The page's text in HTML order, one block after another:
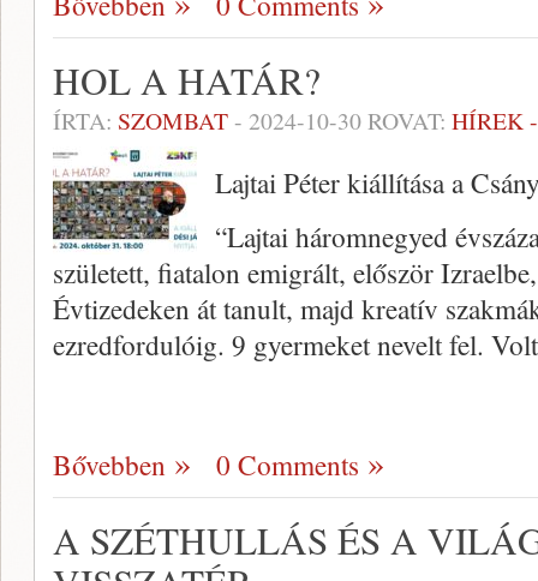
HOL A HATÁR?
ÍRTA: SZOMBAT- 2024-10-30ROVAT: HÍREK
Lajtai Péter kiállítása a
“Lajtai háromnegyed
született, fiatalon emigrált, először
Évtizedeken át tanult, majd kreatív
ezredfordulóig. 9 gyermeket nevelt fel.
Bővebben 0 Comments
A SZÉTHULLÁS ÉS A